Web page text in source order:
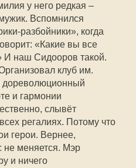
у него редкая –
Вспомнился
разбойники», когда
«Какие вы все
И наш Сидооров такой.
клуб им.
и гармонии
слывёт
регалиях. Потому что
герои. Вернее,
не меняется. Мэр
и ничего